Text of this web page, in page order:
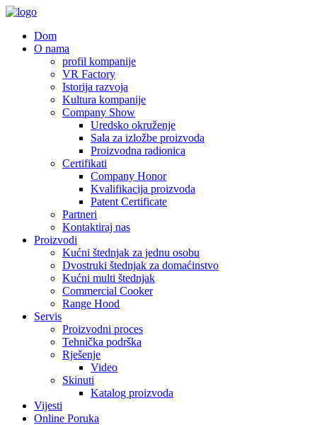
Dom
O nama
profil kompanije
VR Factory
Istorija razvoja
Kultura kompanije
Company Show
Uredsko okruženje
Sala za izložbe proizvoda
Proizvodna radionica
Certifikati
Company Honor
Kvalifikacija proizvoda
Patent Certificate
Partneri
Kontaktiraj nas
Proizvodi
Kućni štednjak za jednu osobu
Dvostruki štednjak za domaćinstvo
Kućni multi štednjak
Commercial Cooker
Range Hood
Servis
Proizvodni proces
Tehnička podrška
Rješenje
Video
Skinuti
Katalog proizvoda
Vijesti
Online Poruka